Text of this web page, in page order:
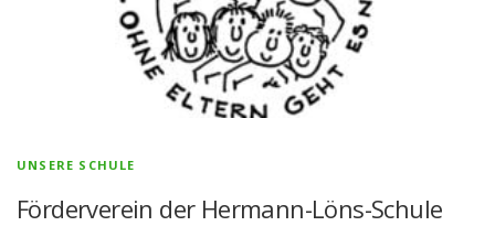
UNSERE SCHULE
Förderverein der Hermann-Löns-Schule